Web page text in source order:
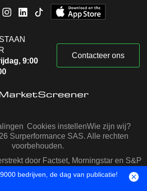
9:00
Contacteer ons
Cookies instellenWie zijn wij?
Surperformance SAS. Alle rechten
voorbehouden.
door Factset, Morningstar en S&P
Capital IQ
bedrijven, de dag van publicatie!